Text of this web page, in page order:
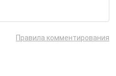
Правила комментирования